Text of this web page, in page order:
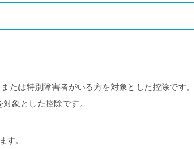
たは特別障害者がいる方を対象とした控除です
象とした控除です。
す。